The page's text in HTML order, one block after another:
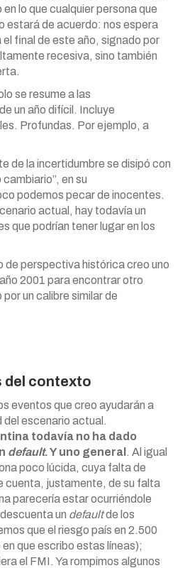
lo que cualquier persona que
estará de acuerdo: nos espera
el final de este año, signado por
recesiva, sino también
se resume a las
un año difícil. Incluye
Profundas. Por ejemplo, a
de la incertidumbre se disipó con
en su
podemos pecar de inocentes.
actual, hay todavía un
que podrían tener lugar en los
de perspectiva histórica creo uno
2001 para encontrar otro
un calibre similar de
del contexto
eventos que creo ayudarán a
del escenario actual.
todavía no ha dado
default. Y uno general . Al igual
poco lúcida, cuya falta de
cuenta, justamente, de su falta
parecería estar ocurriéndole
un defaultde los
que el riesgo país en 2.500
que escribo estas líneas);
el FMI. Ya rompimos algunos